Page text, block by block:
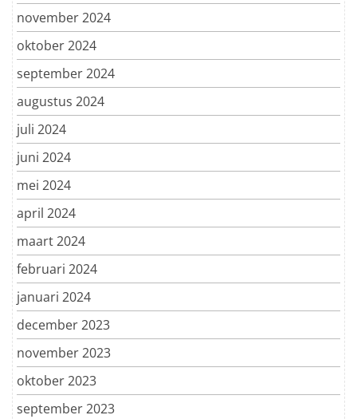
november 2024
oktober 2024
september 2024
augustus 2024
juli 2024
juni 2024
mei 2024
april 2024
maart 2024
februari 2024
januari 2024
december 2023
november 2023
oktober 2023
september 2023